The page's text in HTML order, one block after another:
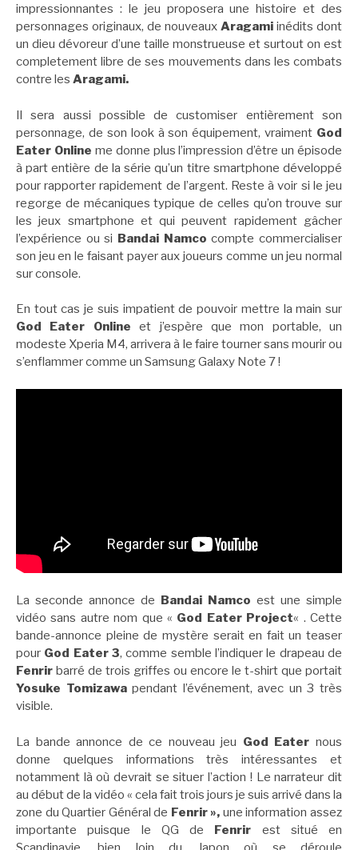
impressionnantes : le jeu proposera une histoire et des
personnages originaux, de nouveaux Aragami inédits dont
un dieu dévoreur d’une taille monstrueuse et surtout on est
completement libre de ses mouvements dans les combats
contre les Aragami.
Il sera aussi possible de customiser entièrement son
personnage, de son look à son équipement, vraiment God
Eater Online me donne plus l’impression d’être un épisode
à part entière de la série qu’un titre smartphone développé
pour rapporter rapidement de l’argent. Reste à voir si le jeu
regorge de mécaniques typique de celles qu’on trouve sur
les jeux smartphone et qui peuvent rapidement gâcher
l’expérience ou si Bandai Namco compte commercialiser
son jeu en le faisant payer aux joueurs comme un jeu normal
sur console.
En tout cas je suis impatient de pouvoir mettre la main sur
God Eater Online et j’espère que mon portable, un
modeste Xperia M4, arrivera à le faire tourner sans mourir ou
s’enflammer comme un Samsung Galaxy Note 7 !
La seconde annonce de Bandai Namco est une simple
vidéo sans autre nom que « God Eater Project« . Cette
bande-annonce pleine de mystère serait en fait un teaser
pour God Eater 3, comme semble l’indiquer le drapeau de
Fenrir barré de trois griffes ou encore le t-shirt que portait
Yosuke Tomizawapendant l’événement, avec un 3 très
visible.
La bande annonce de ce nouveau jeu God Eater nous
donne quelques informations très intéressantes et
notamment là où devrait se situer l’action ! Le narrateur dit
au début de la vidéo « cela fait trois jours je suis arrivé dans la
zone du Quartier Général de Fenrir », une information assez
importante puisque le QG de Fenrir est situé en